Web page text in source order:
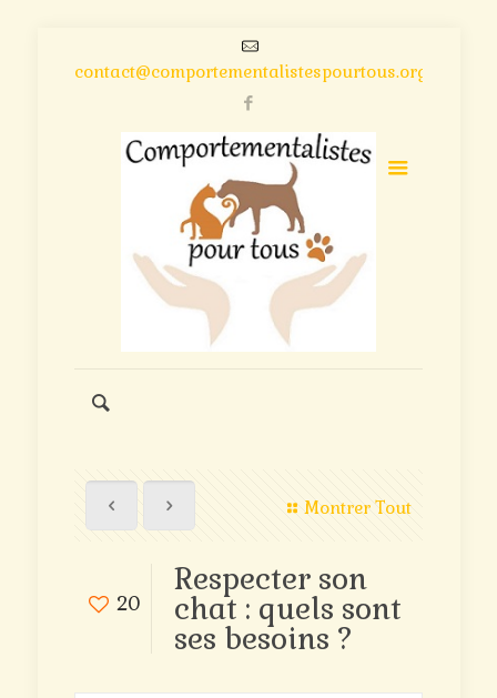
contact@comportementalistespourtous.org
Montrer Tout
20
Respecter son
chat : quels sont
ses besoins ?